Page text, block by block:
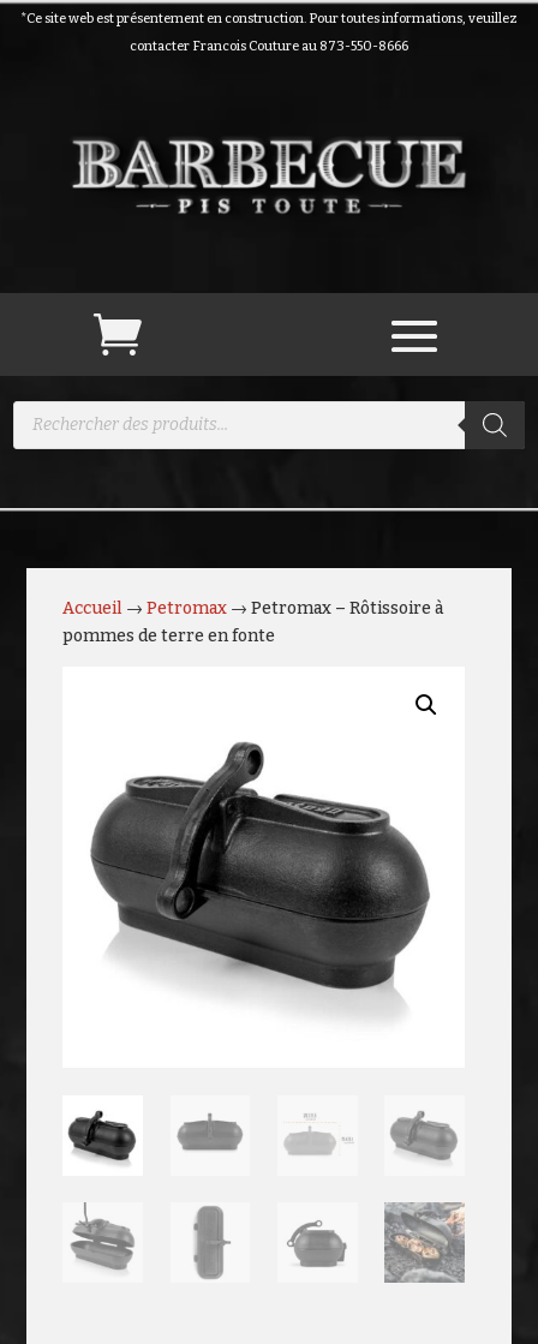
*Ce site web est présentement en construction. Pour toutes informations, veuillez
contacter Francois Couture au 873-550-8666
Recherche
Accueil →Petromax → Petromax – Rôtissoire à
pommes de terre en fonte